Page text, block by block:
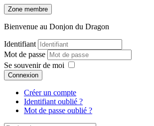
Zone membre
Bienvenue au Donjon du Dragon
Identifiant
Mot de passe
Se souvenir de moi
Connexion
Créer un compte
Identifiant oublié ?
Mot de passe oublié ?